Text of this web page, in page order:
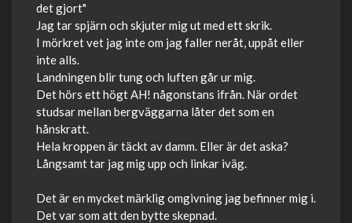
det gjort"
Jag tar spjärn och skjuter mig ut med ett skrik.
I mörkret vet jag inte om jag faller neråt, uppåt eller
inte alls.
Landningen blir tung och luften går ur mig.
Det hörs ett högt AH! någonstans ifrån. När ordet
studsar mellan bergväggarna låter det som en
hånskratt.
Hela kroppen är täckt av damm. Eller är det aska?
Långsamt tar jag mig upp och linkar iväg.
Det är en mycket märklig omgivning jag befinner mig i.
Det var som att den bytte skepnad.